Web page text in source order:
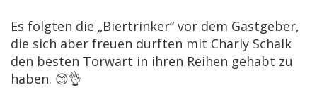
Es folgten die „Biertrinker“ vor dem Gastgeber,
die sich aber freuen durften mit Charly Schalk
den besten Torwart in ihren Reihen gehabt zu
haben. 😊👌